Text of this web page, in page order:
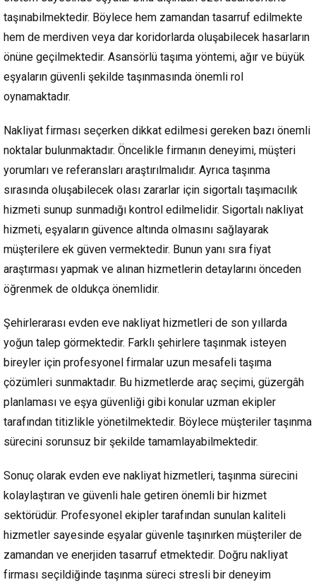
taşınabilmektedir. Böylece hem zamandan tasarruf edilmekte
hem de merdiven veya dar koridorlarda oluşabilecek hasarların
önüne geçilmektedir. Asansörlü taşıma yöntemi, ağır ve büyük
eşyaların güvenli şekilde taşınmasında önemli rol
oynamaktadır.
Nakliyat firması seçerken dikkat edilmesi gereken bazı önemli
noktalar bulunmaktadır. Öncelikle firmanın deneyimi, müşteri
yorumları ve referansları araştırılmalıdır. Ayrıca taşınma
sırasında oluşabilecek olası zararlar için sigortalı taşımacılık
hizmeti sunup sunmadığı kontrol edilmelidir. Sigortalı nakliyat
hizmeti, eşyaların güvence altında olmasını sağlayarak
müşterilere ek güven vermektedir. Bunun yanı sıra fiyat
araştırması yapmak ve alınan hizmetlerin detaylarını önceden
öğrenmek de oldukça önemlidir.
Şehirlerarası evden eve nakliyat hizmetleri de son yıllarda
yoğun talep görmektedir. Farklı şehirlere taşınmak isteyen
bireyler için profesyonel firmalar uzun mesafeli taşıma
çözümleri sunmaktadır. Bu hizmetlerde araç seçimi, güzergâh
planlaması ve eşya güvenliği gibi konular uzman ekipler
tarafından titizlikle yönetilmektedir. Böylece müşteriler taşınma
sürecini sorunsuz bir şekilde tamamlayabilmektedir.
Sonuç olarak evden eve nakliyat hizmetleri, taşınma sürecini
kolaylaştıran ve güvenli hale getiren önemli bir hizmet
sektörüdür. Profesyonel ekipler tarafından sunulan kaliteli
hizmetler sayesinde eşyalar güvenle taşınırken müşteriler de
zamandan ve enerjiden tasarruf etmektedir. Doğru nakliyat
firması seçildiğinde taşınma süreci stresli bir deneyim